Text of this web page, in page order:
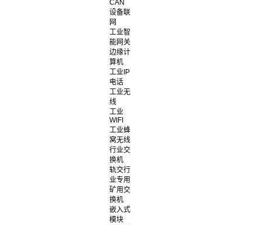
CAN
设备联
网
工业智
能网关
边缘计
算机
工业IP
电话
工业无
线
工业
WIFI
工业蜂
窝无线
行业交
换机
轨交行
业专用
矿用交
换机
嵌入式
模块